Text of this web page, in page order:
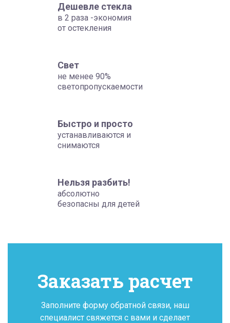
Дешевле стекла
в 2 раза -экономия
от остекления
Свет
не менее 90%
светопропускаемости
Быстро и просто
устанавливаются и
снимаются
Нельзя разбить!
абсолютно
безопасны для детей
Заказать расчет
Заполните форму обратной связи, наш
специалист свяжется с вами и сделает